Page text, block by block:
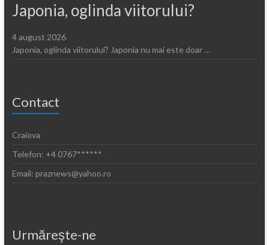
Japonia, oglinda viitorului?
4 august 2026
Japonia, oglinda viitorului? Japonia nu mai este doar …
Contact
Craiova
Telefon: +4 0767******
Email: praznews@yahoo.ro
Urmăreşte-ne